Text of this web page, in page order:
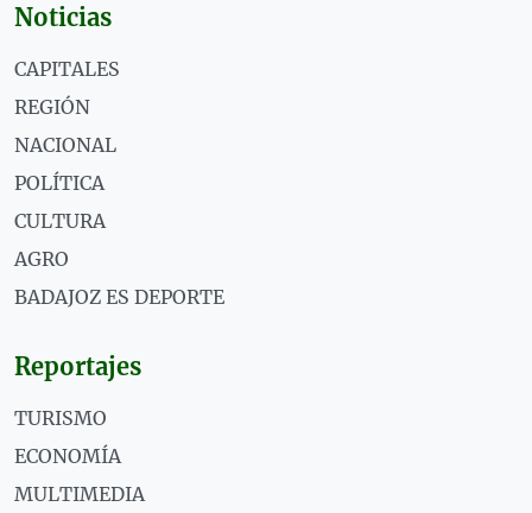
Noticias
CAPITALES
REGIÓN
NACIONAL
POLÍTICA
CULTURA
AGRO
BADAJOZ ES DEPORTE
Reportajes
TURISMO
ECONOMÍA
MULTIMEDIA